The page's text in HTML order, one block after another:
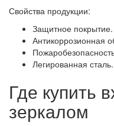
Свойства продукции:
Защитное покрытие.
Антикоррозионная
Легированная сталь.
Где купить
зеркалом